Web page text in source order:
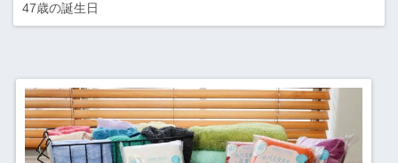
47歳の誕生日